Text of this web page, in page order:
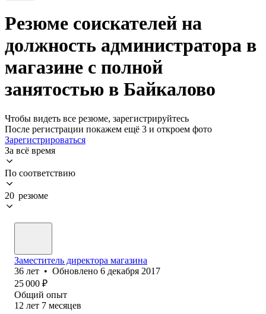
Резюме соискателей на
должность администратора в
магазине с полной
занятостью в Байкалово
Чтобы видеть все резюме, зарегистрируйтесь
После регистрации покажем ещё 3 и откроем фото
Зарегистрироваться
За всё время
По соответствию
20 резюме
Заместитель директора магазина
36 лет • Обновлено 6 декабря 2017
25 000 ₽
Общий опыт
12 лет 7 месяцев